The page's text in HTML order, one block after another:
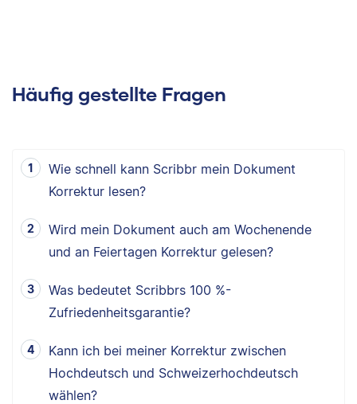
Häufig gestellte Fragen
Wie schnell kann Scribbr mein Dokument
Korrektur lesen?
Wird mein Dokument auch am Wochenende
und an Feiertagen Korrektur gelesen?
Was bedeutet Scribbrs 100 %-
Zufriedenheitsgarantie?
Kann ich bei meiner Korrektur zwischen
Hochdeutsch und Schweizerhochdeutsch
wählen?